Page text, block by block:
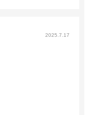
2025.7.17